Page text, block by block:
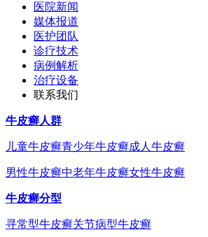
医院新闻
媒体报道
医护团队
诊疗技术
病例解析
治疗设备
联系我们
牛皮癣人群
儿童牛皮癣青少年牛皮癣成人牛皮癣
男性牛皮癣中老年牛皮癣女性牛皮癣
牛皮癣分型
寻常型牛皮癣关节病型牛皮癣